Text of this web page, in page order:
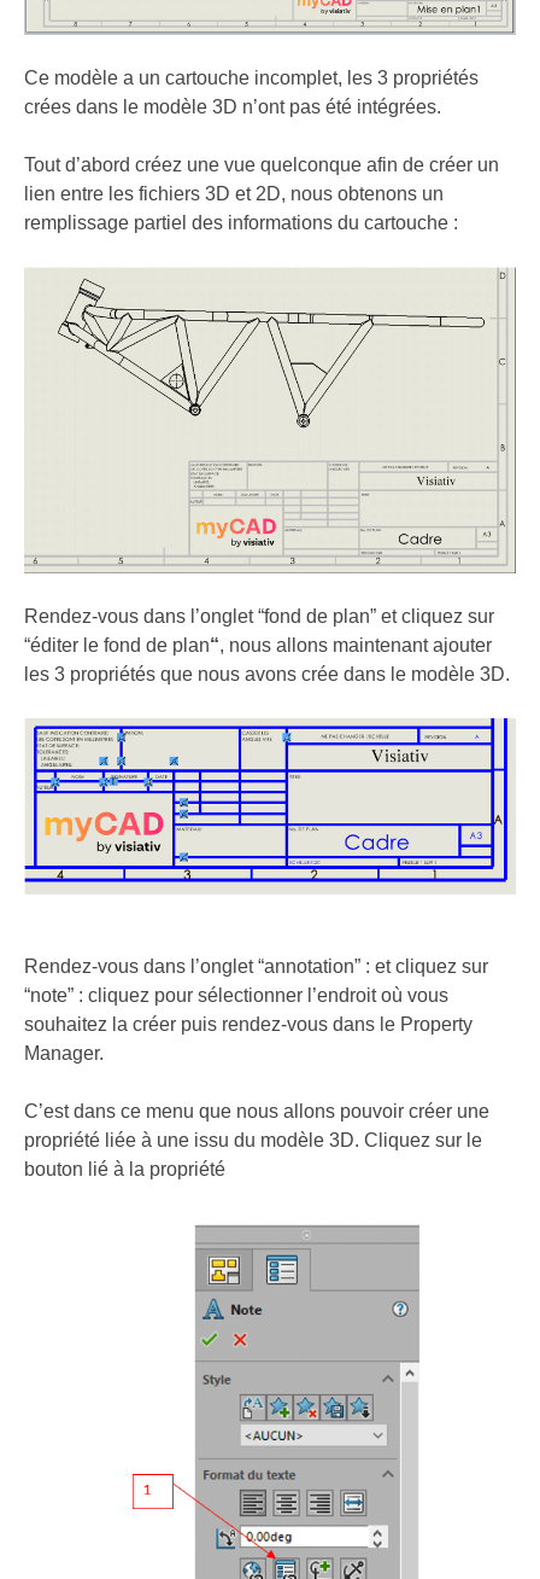
Ce modèle a un cartouche incomplet, les 3 propriétés
crées dans le modèle 3D n’ont pas été intégrées.
Tout d’abord créez une vue quelconque afin de créer un
lien entre les fichiers 3D et 2D, nous obtenons un
remplissage partiel des informations du cartouche :
Rendez-vous dans l’onglet “fond de plan” et cliquez sur
“éditer le fond de plan“, nous allons maintenant ajouter
les 3 propriétés que nous avons crée dans le modèle 3D.
Rendez-vous dans l’onglet “annotation” : et cliquez sur
“note” : cliquez pour sélectionner l’endroit où vous
souhaitez la créer puis rendez-vous dans le Property
Manager.
C’est dans ce menu que nous allons pouvoir créer une
propriété liée à une issu du modèle 3D. Cliquez sur le
bouton lié à la propriété